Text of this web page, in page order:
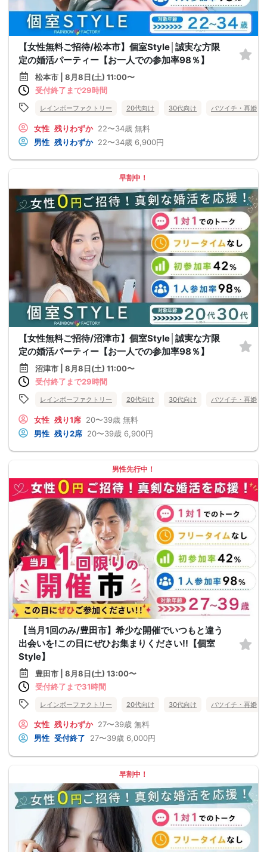
【女性無料ご招待/松本市】個室Style│誠実な方限
定の婚活パーティー【お一人での参加率98％】
松本市 | 8月8日(土) 11:00〜
受付終了まで29時間
レインボーファクトリー 20代向け 30代向け バツイチ・再婚
女性 残りわずか 22〜34歳 無料
男性 残りわずか 22〜34歳 6,900円
早割中！
【女性無料ご招待/沼津市】個室Style│誠実な方限
定の婚活パーティー【お一人での参加率98％】
沼津市 | 8月8日(土) 11:00〜
受付終了まで29時間
レインボーファクトリー 20代向け 30代向け バツイチ・再婚
女性 残り1席 20〜39歳 無料
男性 残り2席 20〜39歳 6,900円
男性先行中！
【当月1回のみ/豊田市】希少な開催でいつもと違う
出会いを!この日にぜひお集まりください!!【個室
Style】
豊田市 | 8月8日(土) 13:00〜
受付終了まで31時間
レインボーファクトリー 20代向け 30代向け バツイチ・再婚
女性 残りわずか 27〜39歳 無料
男性 受付終了 27〜39歳 6,000円
早割中！